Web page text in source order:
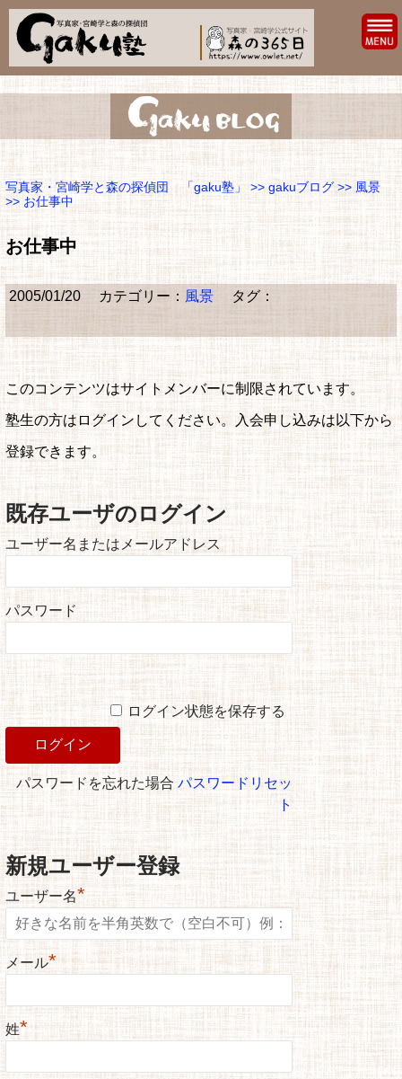
写真家・宮崎学と森の探偵団 「gaku塾」 >> gakuブログ >> 風景
>> お仕事中
お仕事中
2005/01/20 カテゴリー： 風景 タグ：
このコンテンツはサイトメンバーに制限されています。
塾生の方はログインしてください。入会申し込みは以下から
登録できます。
既存ユーザのログイン
ユーザー名またはメールアドレス
パスワード
ログイン状態を保存する
パスワードを忘れた場合パスワードリセッ
ト
新規ユーザー登録
ユーザー名*
メール*
姓*